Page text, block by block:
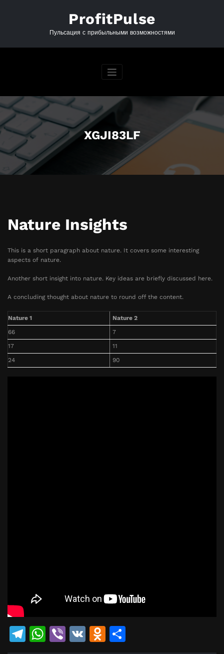
ProfitPulse
Пульсация с прибыльными возможностями
XGJI83LF
Nature Insights
This is a short paragraph about nature. It covers some interesting
aspects of nature.
Another short insight into nature. Key ideas are briefly discussed here.
A concluding thought about nature to round off the content.
Nature 1
Nature 2
66
7
17
11
24
90
Telegram
WhatsApp
Viber
VK Odnoklassniki